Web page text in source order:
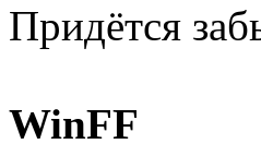
Придётся
WinFF